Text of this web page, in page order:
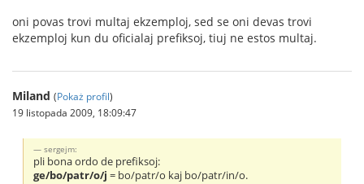
oni povas trovi multaj ekzemploj, sed se oni devas trovi
ekzemploj kun du oficialaj prefiksoj, tiuj ne estos multaj.
Miland (Pokaż profil)
19 listopada 2009, 18:09:47
sergejm:
pli bona ordo de prefiksoj:
ge/bo/patr/o/j = bo/patr/o kaj bo/patr/in/o.